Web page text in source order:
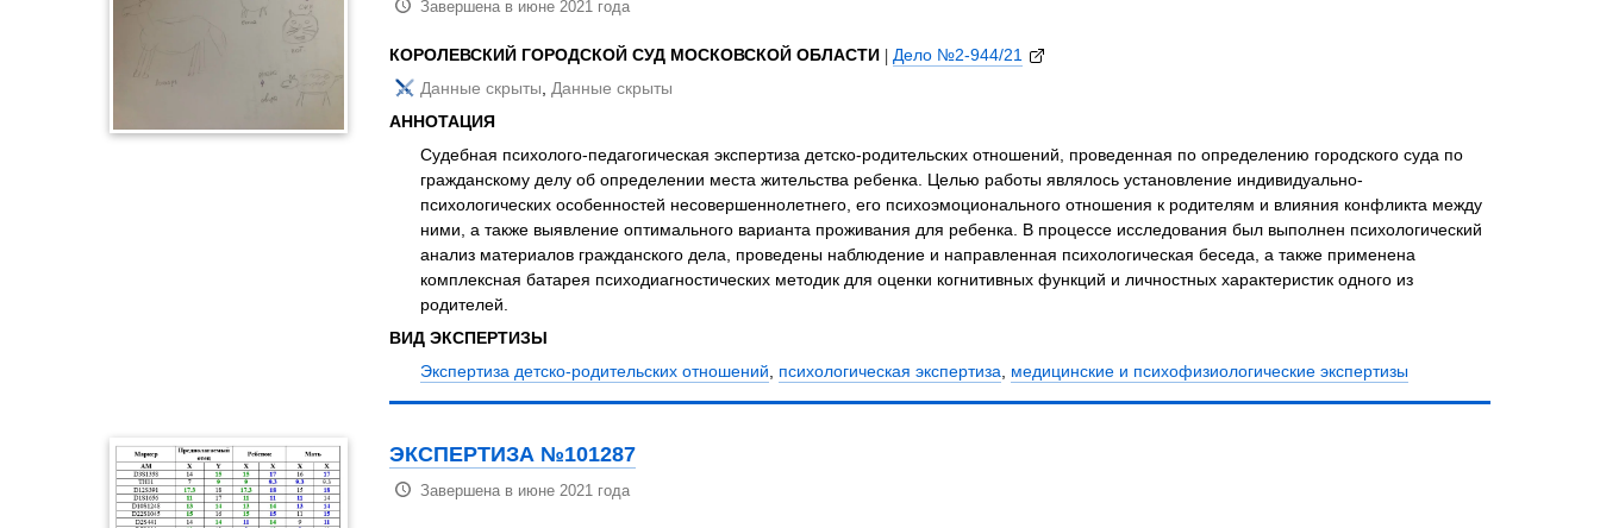
Завершена в июне 2021 года
КОРОЛЕВСКИЙ ГОРОДСКОЙ СУД МОСКОВСКОЙ ОБЛАСТИ | Дело №2-944/21
Данные скрыты, Данные скрыты
АННОТАЦИЯ
Судебная психолого-педагогическая экспертиза детско-родительских отношений, проведенная по определению городского суда по
гражданскому делу об определении места жительства ребенка. Целью работы являлось установление индивидуально-
психологических особенностей несовершеннолетнего, его психоэмоционального отношения к родителям и влияния конфликта между
ними, а также выявление оптимального варианта проживания для ребенка. В процессе исследования был выполнен психологический
анализ материалов гражданского дела, проведены наблюдение и направленная психологическая беседа, а также применена
комплексная батарея психодиагностических методик для оценки когнитивных функций и личностных характеристик одного из
родителей.
ВИД ЭКСПЕРТИЗЫ
Экспертиза детско-родительских отношений, психологическая экспертиза, медицинские и психофизиологические экспертизы
ЭКСПЕРТИЗА №101287
Завершена в июне 2021 года